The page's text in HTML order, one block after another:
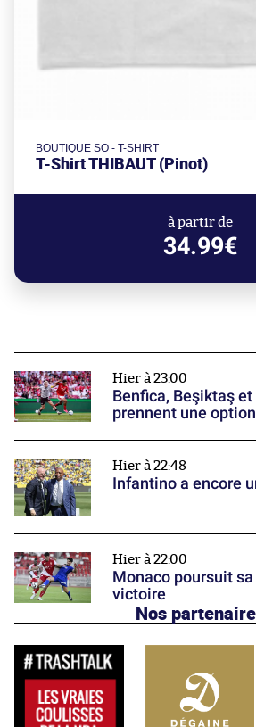
BOUTIQUE SO - T-SHIRT
T-Shirt THIBAUT (Pinot)
à partir de
34.99€
Hier à 23:00
Benfica, Beşiktaş
prennent une
Hier à 22:48
Infantino a encore
Hier à 22:00
Monaco poursuit
victoire
Nos